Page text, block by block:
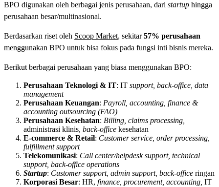
BPO digunakan oleh berbagai jenis perusahaan, dari startup hingga
perusahaan besar/multinasional.
Berdasarkan riset oleh Scoop Market, sekitar57% perusahaan
menggunakan BPO untuk bisa fokus pada fungsi inti bisnis mereka.
Berikut berbagai perusahaan yang biasa menggunakan BPO:
Perusahaan Teknologi & IT: IT support, back-office, data
management
Perusahaan Keuangan: Payroll, accounting, finance &
accounting outsourcing (FAO)
Perusahaan Kesehatan: Billing, claims processing,
administrasi klinis, back-office kesehatan
E-commerce & Retail: Customer service, order processing,
fulfillment support
Telekomunikasi: Call center/helpdesk support, technical
support, back-office operations
Startup: Customer support, admin support, back-office ringan
Korporasi Besar: HR, finance, procurement, accounting, IT